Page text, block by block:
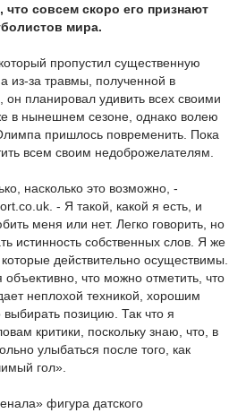
что совсем скоро его признают
мира.
пропустил существенную
из-за травмы, полученной в
планировал удивить всех своими
в нынешнем сезоне, однако волею
пришлось повременить. Пока
всем своим недоброжелателям.
насколько это возможно, -
- Я такой, какой я есть, и
меня или нет. Легко говорить, но
истинность собственных слов. Я же
действительно осуществимы.
объективно, что можно отметить, что
неплохой техникой, хорошим
позицию. Так что я
критики, поскольку знаю, что, в
улыбаться после того, как
гол».
фигура датского